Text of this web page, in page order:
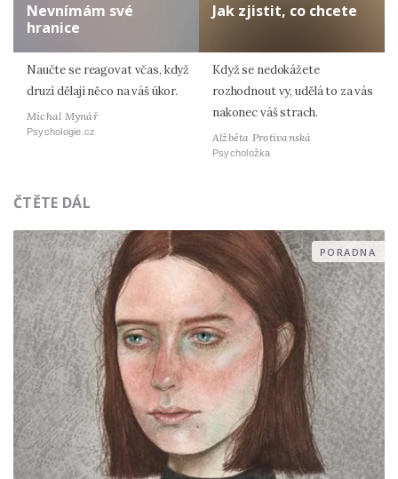
Nevnímám své
hranice
Naučte se reagovat včas, když
druzí dělají něco na váš úkor.
Michal Mynář
Psychologie.cz
Jak zjistit, co chcete
Když se nedokážete
rozhodnout vy, udělá to za vás
nakonec váš strach.
Alžběta Protivanská
Psycholožka
ČTĚTE DÁL
PORADNA